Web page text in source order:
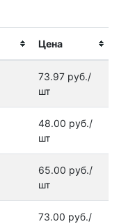
Цена
73.97 руб./
шт
48.00 руб./
шт
65.00 руб./
шт
73.00 руб./